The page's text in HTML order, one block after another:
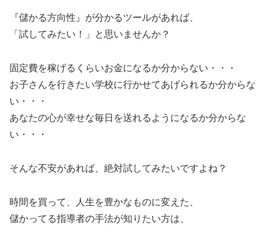
『儲かる方向性』が分かるツールがあれば、
「試してみたい！」と思いませんか？
固定費を稼げるくらいお金になるか分からない・・・
お子さんを行きたい学校に行かせてあげられるか分からな
い・・・
あなたの心が幸せな毎日を送れるようになるか分からな
い・・・
そんな不安があれば、絶対試してみたいですよね？
時間を買って、人生を豊かなものに変えた、
儲かってる指導者の手法が知りたい方は、